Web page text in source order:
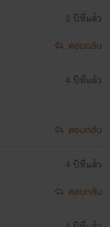
2 ปีที่แล้ว
ตอบกลับ
4 ปีที่แล้ว
ตอบกลับ
4 ปีที่แล้ว
ตอบกลับ